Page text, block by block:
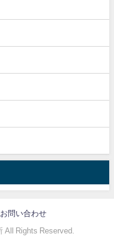
お問い合わせ
Rights Reserved.